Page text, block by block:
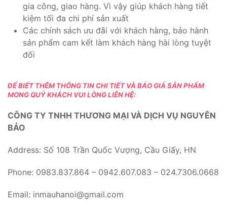
gia công, giao hàng. Vì vậy giúp khách hàng tiết
kiệm tối đa chi phí sản xuất
Các chính sách ưu đãi với khách hàng, bảo hành
sản phẩm cam kết làm khách hàng hài lòng tuyệt
đối
ĐỂ BIẾT THÊM THÔNG TIN CHI TIẾT VÀ BÁO GIÁ SẢN PHẨM
MONG QUÝ KHÁCH VUI LÒNG LIÊN HỆ:
CÔNG TY TNHH THƯƠNG MẠI VÀ DỊCH VỤ NGUYÊN
BẢO
Address: Số 108 Trần Quốc Vượng, Cầu Giấy, HN
Phone: 0983.837.864 – 0942.607.083 – 024.7306.0668
Email: inmauhanoi@gmail.com